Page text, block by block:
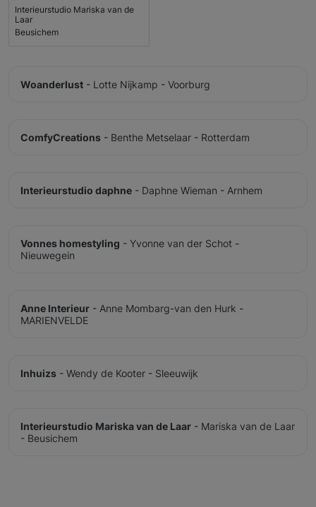
Interieurstudio Mariska van de
Laar
Beusichem
Woanderlust - Lotte Nijkamp - Voorburg
ComfyCreations - Benthe Metselaar - Rotterdam
Interieurstudio daphne - Daphne Wieman - Arnhem
Vonnes homestyling - Yvonne van der Schot -
Nieuwegein
Anne Interieur - Anne Mombarg-van den Hurk -
MARIENVELDE
Inhuizs - Wendy de Kooter - Sleeuwijk
Interieurstudio Mariska van de Laar - Mariska van de Laar
- Beusichem